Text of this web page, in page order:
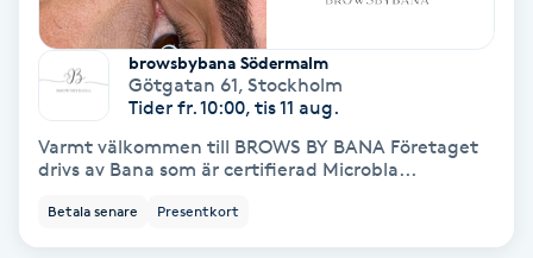
Hatha Yoga
Headspa
browsbybana Södermalm
Götgatan 61, Stockholm
Tider fr. 10:00, tis 11 aug.
Varmt välkommen till BROWS BY BANA Företaget
drivs av Bana som är certifierad Microbla...
Betala senare Presentkort